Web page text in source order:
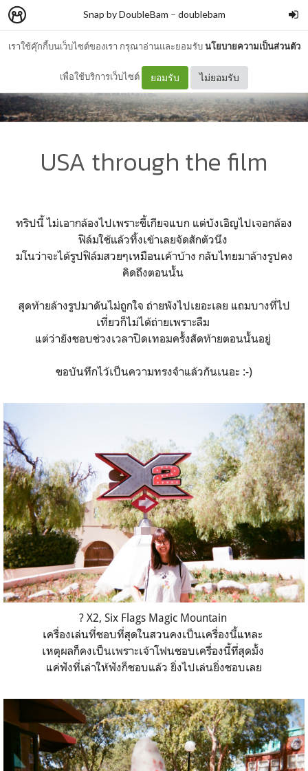
เราใช้คุ๊กกี้บนเว็บไซต์ของเรา กรุณาอ่านและยอมรับนโยบายความเป็นส่วนตัว
เพื่อใช้บริการเว็บไซต์ ยอมรับ ไม่ยอมรับ
Snap by DoubleBam – doublebam
USA through the film
ทริปนี้ ไม่เอากล้องไปเพราะขี้เกียจแบก แต่บังเอิญไปเจอกล้อง
ฟิล์มใช้แล้วทิ้งเข้าเลยจัดสักตัวนึง
มโนว่าจะได้รูปฟิล์มสวยๆเหมือนเค้าบ้าง กลับไทยมาล้างรูปคง
คิดถึงตอนนั้น
สุดท้ายล้างรูปมาดันไม่ถูกใจ ถ่ายพังไปเยอะเลย แถมบางที่ไป
เที่ยวก็ไม่ได้ถ่ายเพราะลืม
แต่ว่ายังชอบช่วงเวลาปิดเทอมครั้งสัดท้ายตอนนั้นอยู่
ขอบันทึกไว้เป็นความทรงจำแล้วกันเนอะ :-)
? X2, Six Flags Magic Mountain
เครื่องเล่นที่ชอบที่สุดในสวนคงเป็นเครื่องนี้แหละ
เหตุผลก็คงเป็นเพราะเจ้าโฟนชอบเครื่องนี้ที่สุดมั้ง
แค่ฟังที่เล่าให้ฟังก็ชอบแล้ว ยิ่งไปเล่นยิ่งชอบเลย